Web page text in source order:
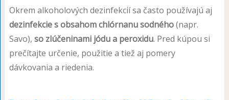
Okrem alkoholových dezinfekcií sa často používajú aj
dezinfekcie s obsahom chlórnanu sodného(napr.
Savo), so zlúčeninami jódu a peroxidu. Pred kúpou si
prečítajte určenie, použitie a tiež aj pomery
dávkovania a riedenia.